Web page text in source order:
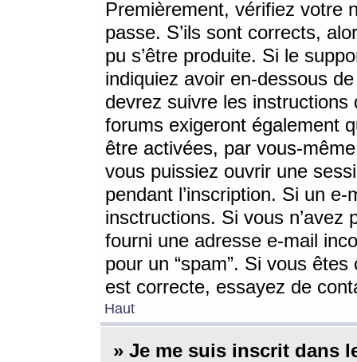
Premièrement, vérifiez votre
passe. S’ils sont corrects,
pu s’être produite. Si le
indiquiez avoir en-dessous
devrez suivre les
forums exigeront également
être activées, par vous-
vous puissiez ouvrir une
pendant l’inscription. Si un
insctructions. Si vous n’avez
fourni une adresse e-mail
pour un “spam”. Si vous
est correcte, essayez de
Haut
» Je me suis inscrit dans